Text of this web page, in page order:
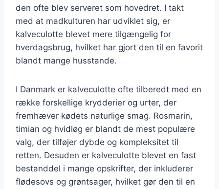
den ofte blev serveret som hovedret. I takt
med at madkulturen har udviklet sig, er
kalveculotte blevet mere tilgængelig for
hverdagsbrug, hvilket har gjort den til en favorit
blandt mange husstande.
I Danmark er kalveculotte ofte tilberedt med en
række forskellige krydderier og urter, der
fremhæver kødets naturlige smag. Rosmarin,
timian og hvidløg er blandt de mest populære
valg, der tilføjer dybde og kompleksitet til
retten. Desuden er kalveculotte blevet en fast
bestanddel i mange opskrifter, der inkluderer
flødesovs og grøntsager, hvilket gør den til en